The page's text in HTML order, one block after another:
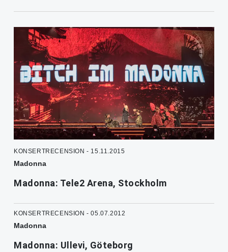
KONSERTRECENSION - 15.11.2015
Madonna
Madonna: Tele2 Arena, Stockholm
KONSERTRECENSION - 05.07.2012
Madonna
Madonna: Ullevi, Göteborg